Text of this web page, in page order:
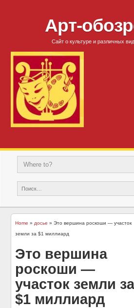
Арт-
Сайт о культуре и различных
Home »досье » Это вершина роскоши — участок
земли за $1 миллиард
Это вершина
роскоши —
участок земли
$1 миллиард